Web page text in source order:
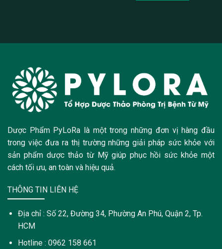
Dược Phẩm PyLoRa là một trong những đơn vị hàng đầu
trong việc đưa ra thị trường những giải pháp sức khỏe với
sản phẩm dược thảo từ Mỹ giúp phục hồi sức khỏe một
cách tối ưu, an toàn và hiệu quả.
THÔNG TIN LIÊN HỆ
Địa chỉ : Số 22, Đường 34, Phường An Phú, Quận 2, Tp.
HCM
Hotline : 0962 158 661